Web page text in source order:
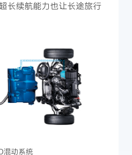
长续航能力也让长途旅行
混动系统